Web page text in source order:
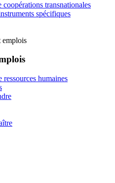
coopérations transnationales
spécifiques
emplois
ressources humaines